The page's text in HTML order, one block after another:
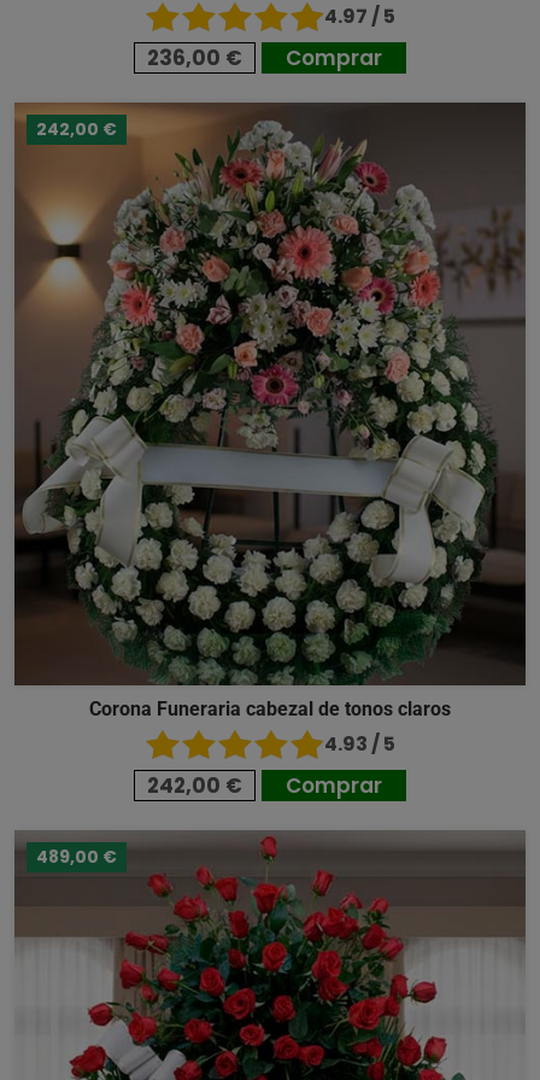
4.97 / 5
236,00 € Comprar
242,00 €
Corona Funeraria cabezal de tonos claros
4.93 / 5
242,00 € Comprar
489,00 €